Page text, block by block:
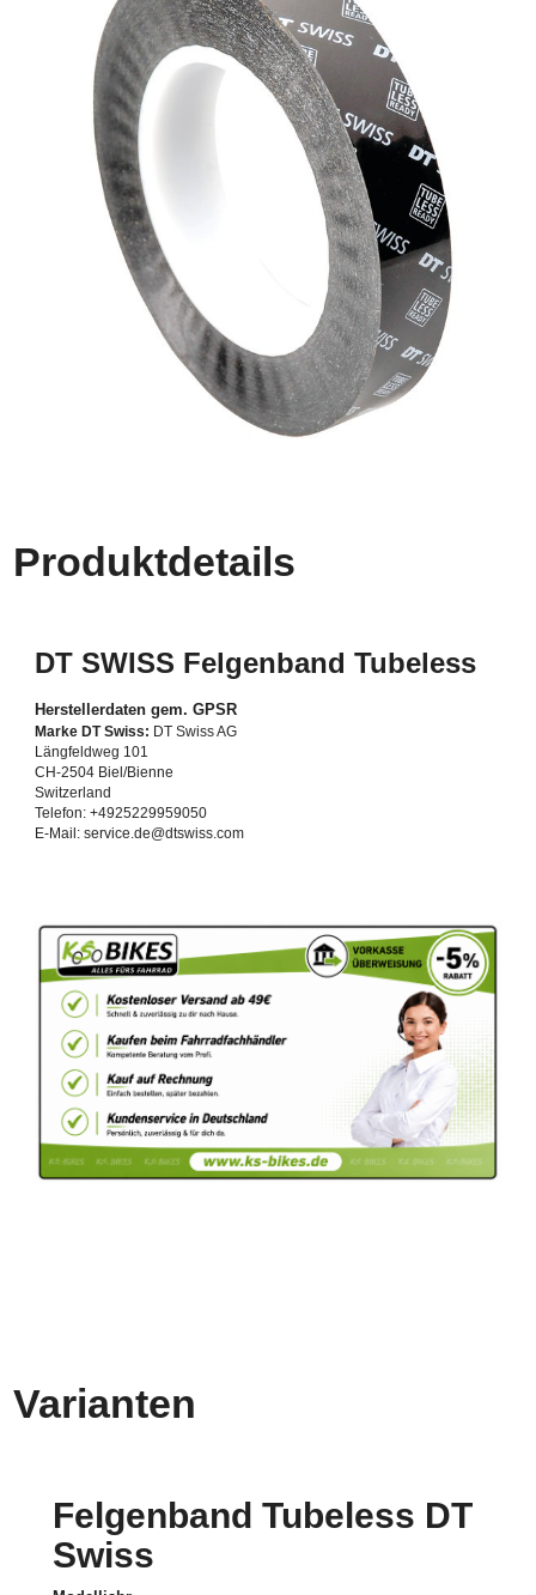
Produktdetails
DT SWISS Felgenband Tubeless
Herstellerdaten gem. GPSR
Marke DT Swiss: DT Swiss AG
Längfeldweg 101
CH-2504 Biel/Bienne
Switzerland
Telefon: +4925229959050
E-Mail: service.de@dtswiss.com
Varianten
Felgenband Tubeless DT
Swiss